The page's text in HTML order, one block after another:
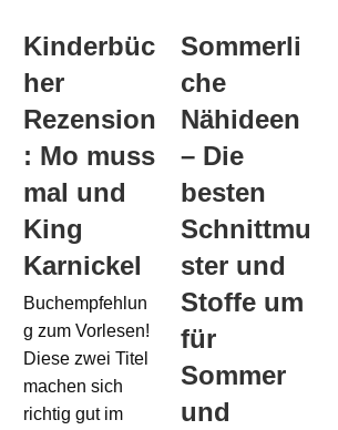
Kinderbüc
her
Rezension
: Mo muss
mal und
King
Karnickel
Buchempfehlun
g zum Vorlesen!
Diese zwei Titel
machen sich
richtig gut im
Sommerli
che
Nähideen
– Die
besten
Schnittmu
ster und
Stoffe um
für
Sommer
und